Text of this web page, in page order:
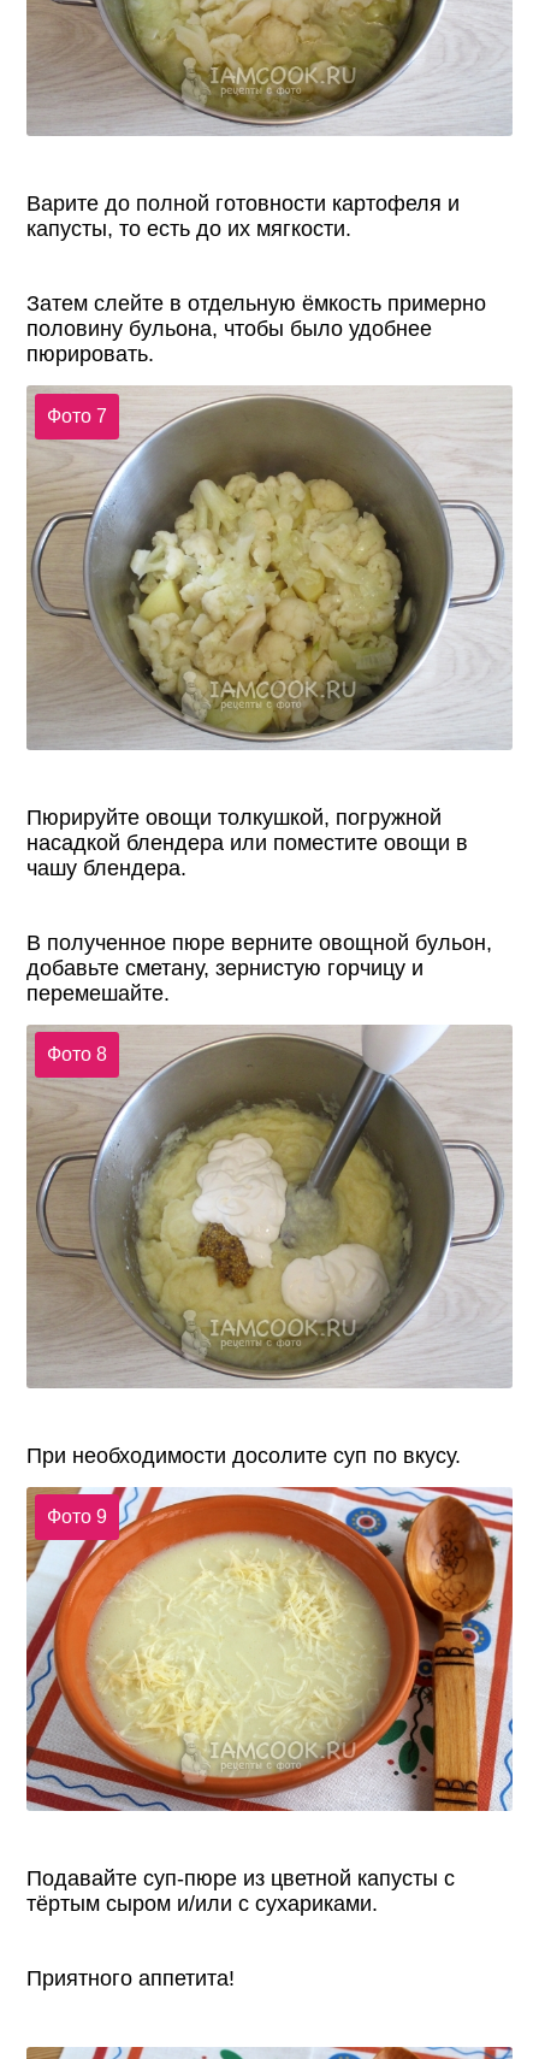
Варите до полной готовности картофеля и
капусты, то есть до их мягкости.
Затем слейте в отдельную ёмкость примерно
половину бульона, чтобы было удобнее
пюрировать.
Фото 7
Пюрируйте овощи толкушкой, погружной
насадкой блендера или поместите овощи в
чашу блендера.
В полученное пюре верните овощной бульон,
добавьте сметану, зернистую горчицу и
перемешайте.
Фото 8
При необходимости досолите суп по вкусу.
Фото 9
Подавайте суп-пюре из цветной капусты с
тёртым сыром и/или с сухариками.
Приятного аппетита!